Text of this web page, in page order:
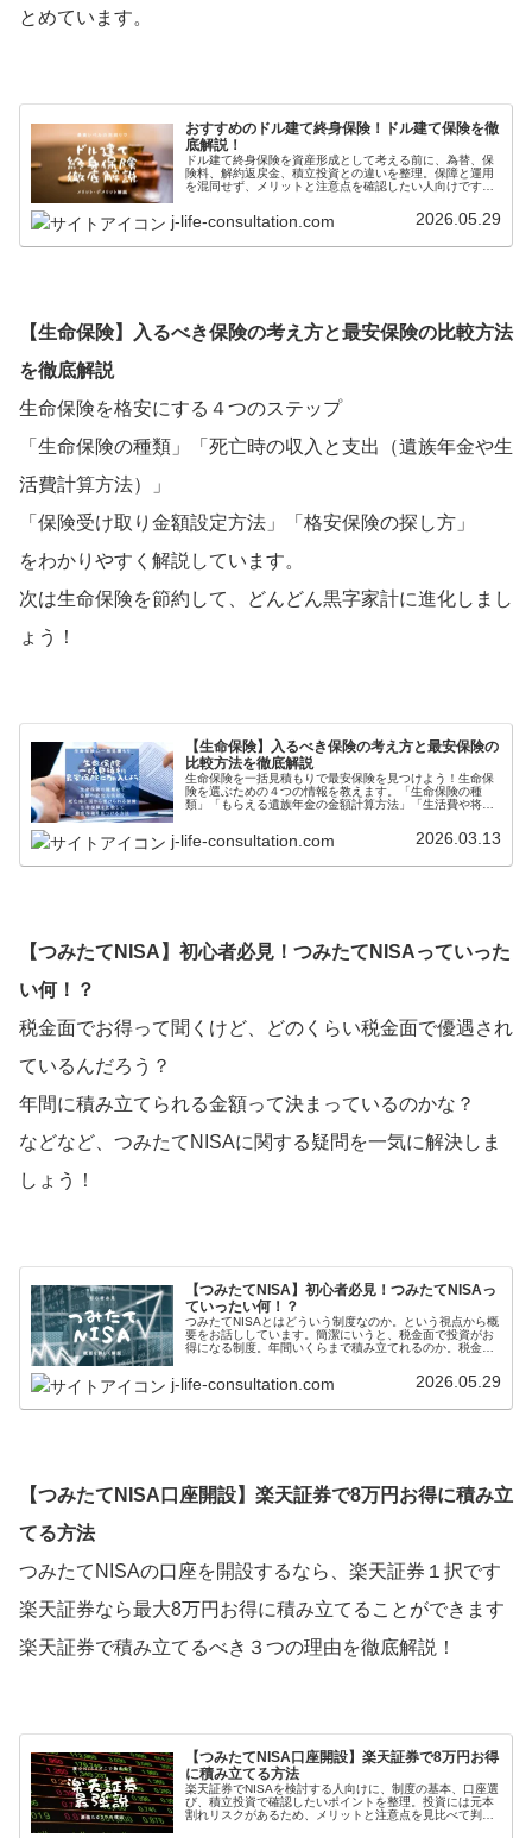
とめています。
おすすめのドル建て終身保険！ドル建て保険を徹
底解説！
ドル建て終身保険を資産形成として考える前に、為替、保
険料、解約返戻金、積立投資との違いを整理。保障と運用
を混同せず、メリットと注意点を確認したい人向けです。
ましょう。本文の注意点とあわせて確認してください。
j-life-consultation.com 2026.05.29
【生命保険】入るべき保険の考え方と最安保険の比較方法
を徹底解説
生命保険を格安にする４つのステップ
「生命保険の種類」「死亡時の収入と支出（遺族年金や生
活費計算方法）」
「保険受け取り金額設定方法」「格安保険の探し方」
をわかりやすく解説しています。
次は生命保険を節約して、どんどん黒字家計に進化しまし
ょう！
【生命保険】入るべき保険の考え方と最安保険の
比較方法を徹底解説
生命保険を一括見積もりで最安保険を見つけよう！生命保
険を選ぶための４つの情報を教えます。「生命保険の種
類」「もらえる遺族年金の金額計算方法」「生活費や将来
j-life-consultation.com 2026.03.13
【つみたてNISA】初心者必見！つみたてNISAっていった
い何！？
税金面でお得って聞くけど、どのくらい税金面で優遇され
ているんだろう？
年間に積み立てられる金額って決まっているのかな？
などなど、つみたてNISAに関する疑問を一気に解決しま
しょう！
【つみたてNISA】初心者必見！つみたてNISAっ
ていったい何！？
つみたてNISAとはどういう制度なのか。という視点から概
要をお話ししています。簡潔にいうと、税金面で投資がお
得になる制度。年間いくらまで積み立てれるのか。税金は
j-life-consultation.com 2026.05.29
【つみたてNISA口座開設】楽天証券で8万円お得に積み立
てる方法
つみたてNISAの口座を開設するなら、楽天証券１択です
楽天証券なら最大8万円お得に積み立てることができます
楽天証券で積み立てるべき３つの理由を徹底解説！
【つみたてNISA口座開設】楽天証券で8万円お得
に積み立てる方法
楽天証券でNISAを検討する人向けに、制度の基本、口座選
び、積立投資で確認したいポイントを整理。投資には元本
割れリスクがあるため、メリットと注意点を見比べて判断